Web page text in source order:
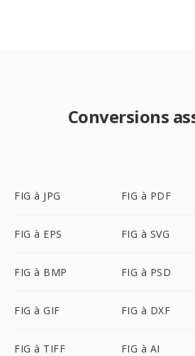
Conversions
FIG à JPG FIG à PDF
FIG à EPS FIG à SVG
FIG à BMP FIG à PSD
FIG à GIF FIG à DXF
FIG à TIFF FIG à AI